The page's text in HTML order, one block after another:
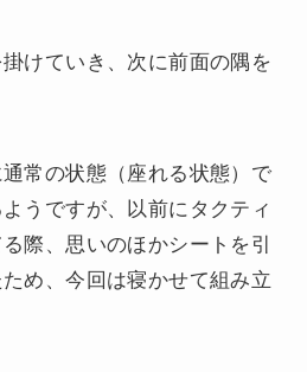
けていき、次に前面の隅を
常の状態（座れる状態）で
うですが、以前にタクティ
際、思いのほかシートを引
め、今回は寝かせて組み立